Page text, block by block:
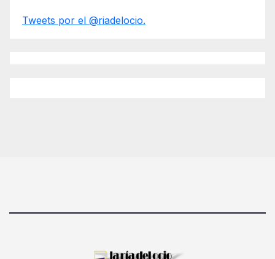
Tweets por el @riadelocio.